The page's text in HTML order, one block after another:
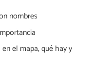
nombres
el mapa, qué hay y